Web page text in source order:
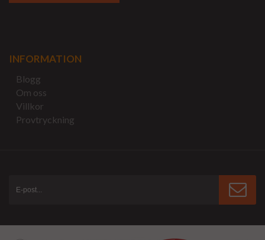
INFORMATION
Blogg
Om oss
Villkor
Provtryckning